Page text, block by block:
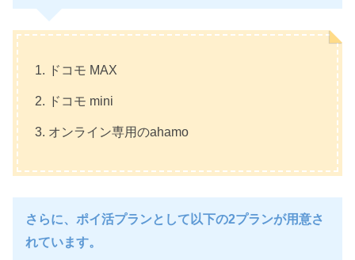
ドコモ MAX
ドコモ mini
オンライン専用のahamo
さらに、ポイ活プランとして以下の2プランが用意さ
れています。